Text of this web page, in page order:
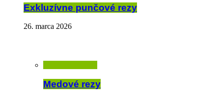
Exkluzívne punčové rezy
26. marca 2026
Medové rezy